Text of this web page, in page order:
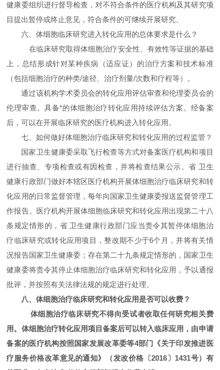
健康委组织进行督导检查，对不符合条件的医疗机构及其研究项
目提出暂停或终止意见，符合条件的可继续开展研究。
六、体细胞临床研究进入转化应用的总体要求是什么？
在临床研究取得体细胞治疗安全性、有效性等证据的基础
上，总结形成针对某种疾病（适应证）的治疗方案和技术标准
（包括细胞治疗的种类/途径、治疗剂量/次数和疗程等）。
通过该机构学术委员会的转化应用评估审查和伦理委员会的
伦理审查。具备*的体细胞治疗转化应用持续评估方案。经备案
后，可以在开展临床研究的医疗机构进入转化应用。
七、如何做好体细胞治疗临床研究和转化应用的过程监管？
国家卫生健康委采取飞行检查等方式对备案医疗机构和项目
进行抽查、专项检查或有因检查，并将检查结果公示。省 卫生
健康行政部门做好本辖区医疗机构开展体细胞治疗临床研究和转
化应用的日常监督管理，每年向国家卫生健康委报送监督管理工
作报告。医疗机构开展体细胞临床研究和转化应用出现第二十八
条规定情形的，省 卫生健康行政部门应当责令其暂停体细胞治
疗临床研究或转化应用项目，整改期不少于6个月，并将有关情
况报告国家卫生健康委；存在第二十九条规定情形的，国家卫生
健康委将责令其停止体细胞治疗临床研究和转化应用，予以通报
批评，并按照有关法律法规的规定进行处理。
八、体细胞治疗临床研究和转化应用是否可以收费？
体细胞治疗临床研究不得向受试者收取任何研究相关费
用。体细胞治疗转化应用项目备案后可以转入临床应用，由申请
备案的医疗机构按照国家发展改革委等4部门《关于印发推进医
疗服务价格改革意见的通知》（发改价格〔2016〕1431号）有